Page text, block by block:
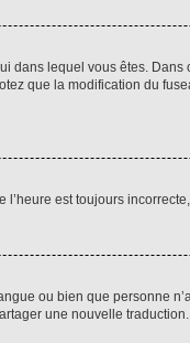
dans lequel vous êtes. Dans
que la modification du
est toujours
ou bien que personne
une nouvelle